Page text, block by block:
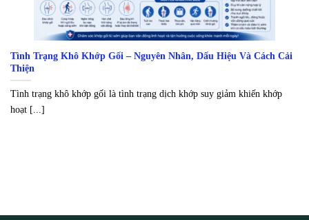
Tình Trạng Khô Khớp Gối – Nguyên Nhân, Dấu Hiệu Và Cách Cải
Thiện
Tình trạng khô khớp gối là tình trạng dịch khớp suy giảm khiến khớp
hoạt [...]